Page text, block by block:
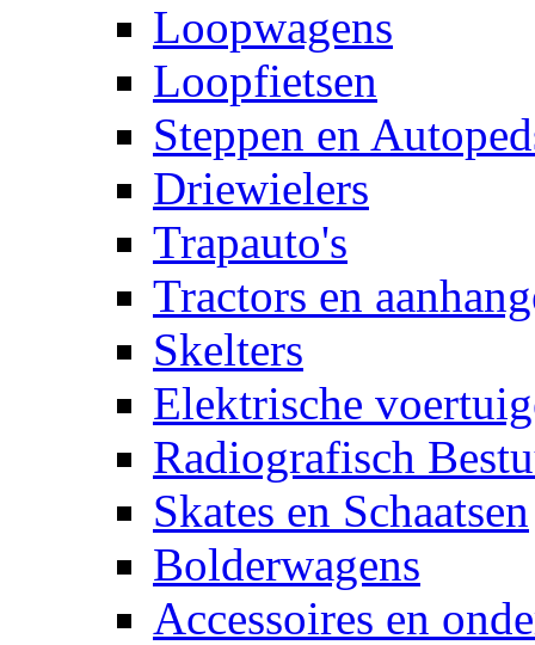
Loopwagens
Loopfietsen
Steppen en
Driewielers
Trapauto's
Tractors en
Skelters
Elektrische
Radiografisch
Skates en Schaatsen
Bolderwagens
Accessoires en